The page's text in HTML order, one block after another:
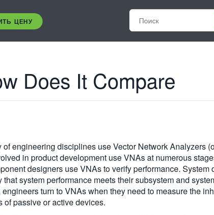
ЦЕНУ
Does It Compare
of engineering disciplines use Vector Network Analyzers
in product development use VNAs at numerous
designers use VNAs to verify performance. System
that system performance meets their subsystem and
turn to VNAs when they need to measure the
of passive or active devices.